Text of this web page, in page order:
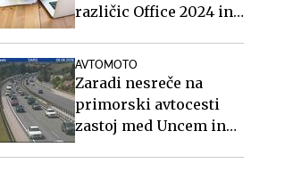
različic Office 2024 in
AVTOMOTO
Zaradi nesreče na
primorski avtocesti
zastoj med Uncem in